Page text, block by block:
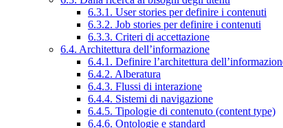
6.3.1. User stories per definire i contenuti
6.3.2. Job stories per definire i contenuti
6.3.3. Criteri di accettazione
6.4. Architettura dell’informazione
6.4.1. Definire l’architettura
6.4.2. Alberatura
6.4.3. Flussi di interazione
6.4.4. Sistemi di navigazione
6.4.5. Tipologie di contenuto (content type)
6.4.6. Ontologie e standard